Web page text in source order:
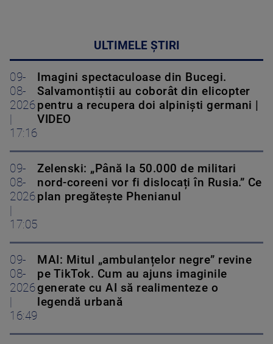
ULTIMELE ȘTIRI
09-
08-
2026
17:16
Imagini spectaculoase din Bucegi.
Salvamontiștii au coborât din elicopter
pentru a recupera doi alpiniști germani |
VIDEO
09-
08-
2026
17:05
Zelenski: „Până la 50.000 de militari
nord-coreeni vor fi dislocați în Rusia.” Ce
plan pregătește Phenianul
09-
08-
2026
16:49
MAI: Mitul „ambulanțelor negre” revine
pe TikTok. Cum au ajuns imaginile
generate cu AI să realimenteze o
legendă urbană